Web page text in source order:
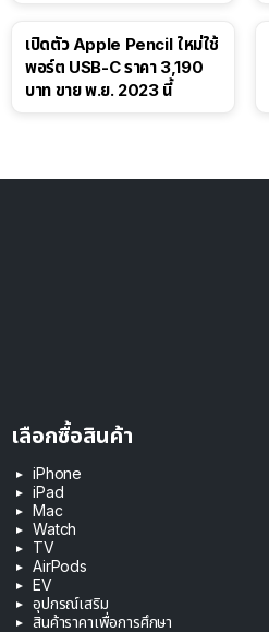
เปิดตัว Apple Pencil ใหม่ใช้
พอร์ต USB-C ราคา 3,190
บาท ขาย พ.ย. 2023 นี้
เลือกซื้อสินค้า
iPhone
iPad
Mac
Watch
TV
AirPods
EV
อุปกรณ์เสริม
สินค้าราคาเพื่อการศึกษา